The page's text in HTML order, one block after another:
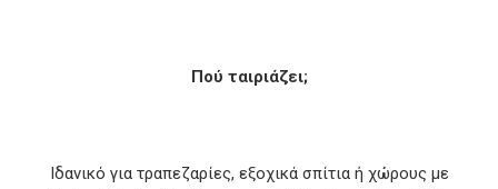
Πού ταιριάζει;
Ιδανικό για τραπεζαρίες, εξοχικά σπίτια ή χώρους με